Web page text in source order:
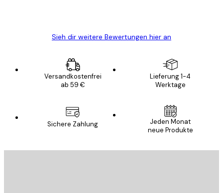
Sieh dir weitere Bewertungen hier an
Versandkostenfrei
ab 59 €
Lieferung 1-4
Werktage
Sichere Zahlung
Jeden Monat
neue Produkte